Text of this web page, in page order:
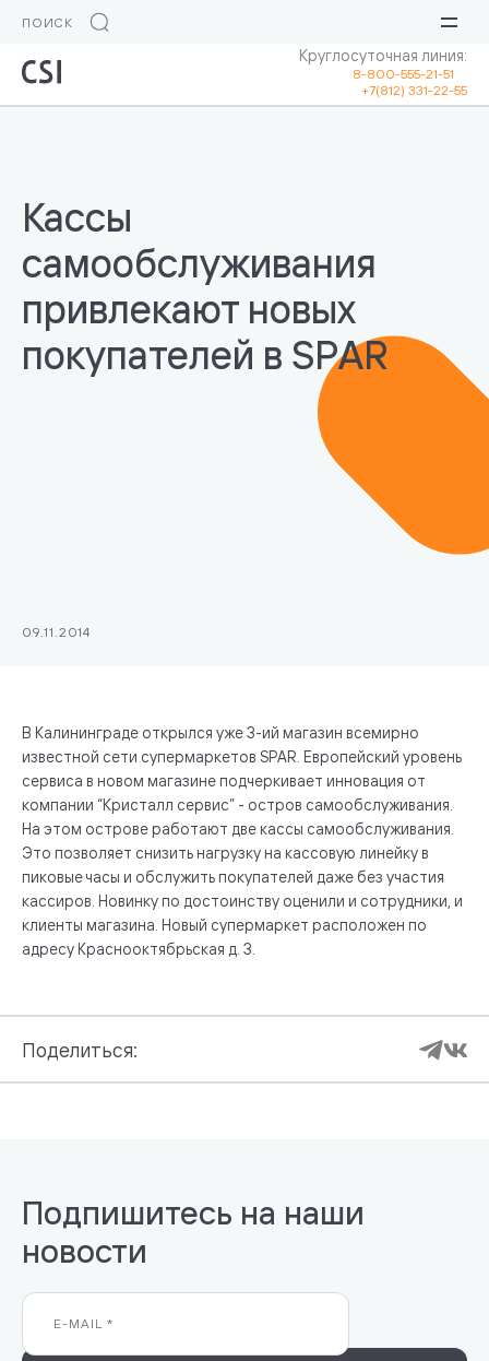
Круглосуточная линия:
8-800-555-21-51
+7(812) 331-22-55
Кассы
самообслуживания
привлекают новых
покупателей в SPAR
09.11.2014
В Калининграде открылся уже 3-ий магазин всемирно
известной сети супермаркетов SPAR. Европейский уровень
сервиса в новом магазине подчеркивает инновация от
компании “Кристалл сервис” - остров самообслуживания.
На этом острове работают две кассы самообслуживания.
Это позволяет снизить нагрузку на кассовую линейку в
пиковые часы и обслужить покупателей даже без участия
кассиров. Новинку по достоинству оценили и сотрудники, и
клиенты магазина. Новый супермаркет расположен по
адресу Краснооктябрьская д. 3.
Поделиться:
Подпишитесь на наши
новости